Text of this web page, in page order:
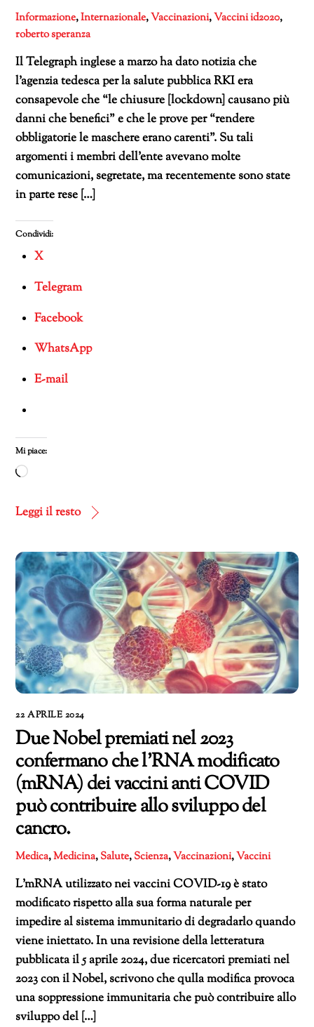
Informazione,Internazionale,Vaccinazioni,Vacciniid2020,
roberto speranza
Il Telegraph inglese a marzo ha dato notizia che
l’agenzia tedesca per la salute pubblica RKI era
consapevole che “le chiusure [lockdown] causano più
danni che benefici” e che le prove per “rendere
obbligatorie le maschere erano carenti”. Su tali
argomenti i membri dell’ente avevano molte
comunicazioni, segretate, ma recentemente sono state
in parte rese […]
Condividi:
X
Telegram
Facebook
WhatsApp
E-mail
Mi piace:
Caricamento
corso…
Leggi il resto
22 APRILE 2024
Due Nobel premiati nel 2023
confermano che l’RNA modificato
(mRNA) dei vaccini anti COVID
può contribuire allo sviluppo del
cancro.
Medica,Medicina,Salute,Scienza,Vaccinazioni,Vaccini
L’mRNA utilizzato nei vaccini COVID-19 è stato
modificato rispetto alla sua forma naturale per
impedire al sistema immunitario di degradarlo quando
viene iniettato. In una revisione della letteratura
pubblicata il 5 aprile 2024, due ricercatori premiati nel
2023 con il Nobel, scrivono che qulla modifica provoca
una soppressione immunitaria che può contribuire allo
sviluppo del […]